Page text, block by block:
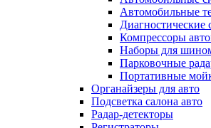
Автомобильные
Диагностические
Компрессоры
Наборы для
Парковочные
Портативные
Органайзеры для авто
Подсветка салона авто
Радар-детекторы